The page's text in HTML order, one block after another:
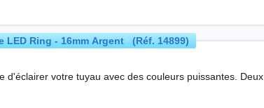
LED Ring - 16mm Argent (Réf. 14899)
tuyau avec des couleurs puissantes. Deux tailles sont disponibles, l'une